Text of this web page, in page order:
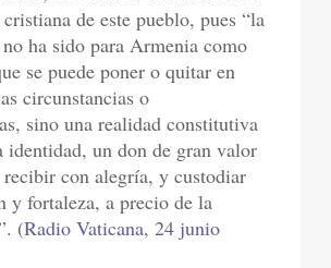
de este pueblo, pues “la
ha sido para Armenia como
se puede poner o quitar en
circunstancias o
sino una realidad constitutiva
identidad, un don de gran valor
recibir con alegría, y custodiar
y fortaleza, a precio de la
(Radio Vaticana, 24 junio